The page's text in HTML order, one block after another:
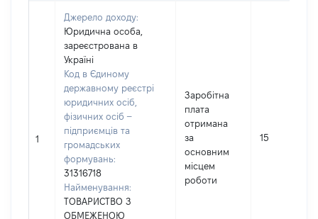
1
Джерело доходу:
Юридична особа,
зареєстрована в
Україні
Код в Єдиному
державному реєстрі
юридичних осіб,
фізичних осіб –
підприємців та
громадських
формувань:
31316718
Найменування:
ТОВАРИСТВО З
ОБМЕЖЕНОЮ
Заробітна
плата
отримана
за
основним
місцем
роботи
15